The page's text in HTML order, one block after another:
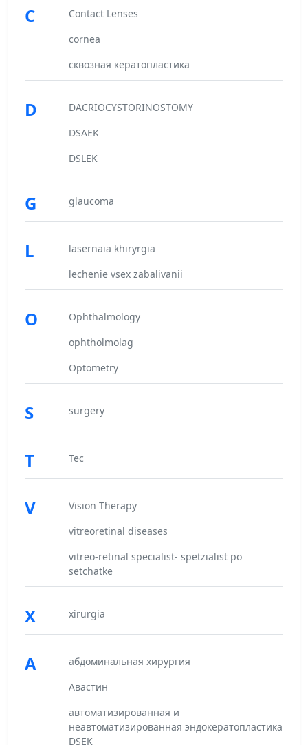
C
Contact Lenses
cornea
cквозная кератопластика
D
DACRIOCYSTORINOSTOMY
DSAEK
DSLEK
G glaucoma
L
lasernaia khiryrgia
lechenie vsex zabalivanii
O
Ophthalmology
ophtholmolag
Optometry
S surgery
T Tec
V
Vision Therapy
vitreoretinal diseases
vitreo-retinal specialist- spetzialist po
setchatke
X xirurgia
А
абдоминальная хирургия
Авастин
автоматизированная и
неавтоматизированная эндокератопластика
DSEK